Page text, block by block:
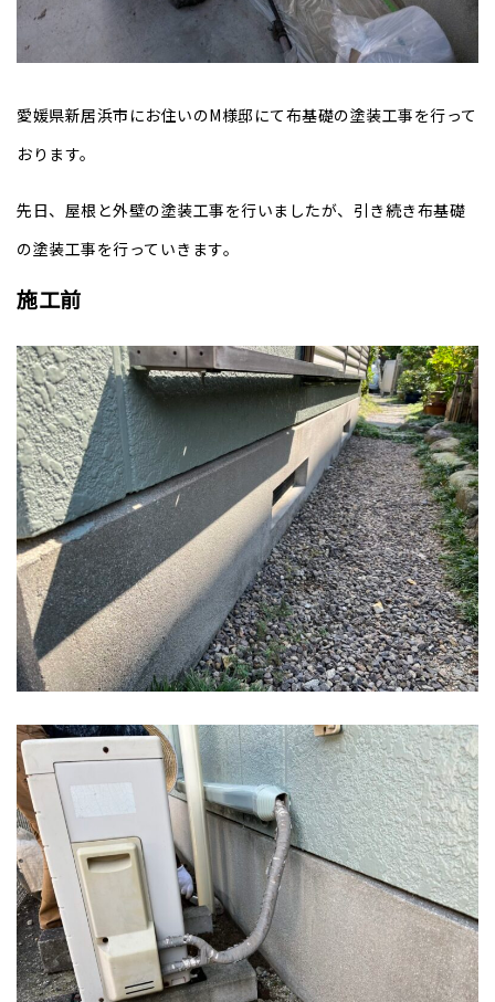
愛媛県新居浜市にお住いのM様邸にて布基礎の塗装工事を行って
おります。
先日、屋根と外壁の塗装工事を行いましたが、引き続き布基礎
の塗装工事を行っていきます。
施工前